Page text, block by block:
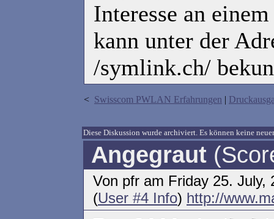
Interesse an
kann unter der
/symlink.ch/
< Swisscom PWLAN Erfahrungen |
Diese Diskussion wurde archiviert. Es können keine
Angegraut
Von pfr am Friday 25. July,
(User #4 Info) http://